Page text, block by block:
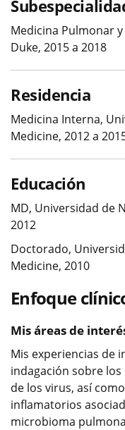
Medicina Pulmonar
Duke, 2015 a 2018
Residencia
Medicina Interna,
Medicine, 2012 a
Educación
MD, Universidad de
2012
Doctorado,
Medicine, 2010
Enfoque
Mis áreas de
Mis experiencias de
indagación sobre
de los virus, así
inflamatorios
microbioma